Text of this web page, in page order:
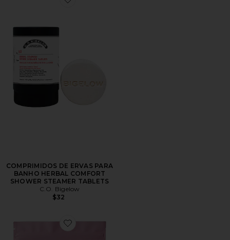
Favorite COMPRIMIDOS DE ERVAS PARA BANHO
COMPRIMIDOS DE ERVAS PARA
BANHO HERBAL COMFORT
SHOWER STEAMER TABLETS
C.O. Bigelow
$32
Favorite SABONETE LÍQUIDO PARA BANHO I ROSE